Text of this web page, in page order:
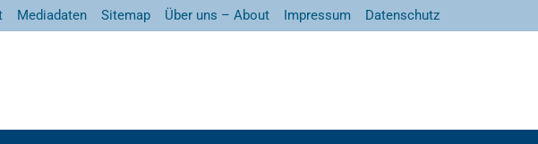
Mediadaten Sitemap Über uns – About Impressum Datenschutz